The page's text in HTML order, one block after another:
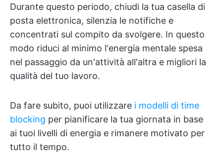
Durante questo periodo, chiudi la tua casella di
posta elettronica, silenzia le notifiche e
concentrati sul compito da svolgere. In questo
modo riduci al minimo l'energia mentale spesa
nel passaggio da un'attività all'altra e migliori la
qualità del tuo lavoro.
Da fare subito, puoi utilizzare i modelli di time
blocking per pianificare la tua giornata in base
ai tuoi livelli di energia e rimanere motivato per
tutto il tempo.